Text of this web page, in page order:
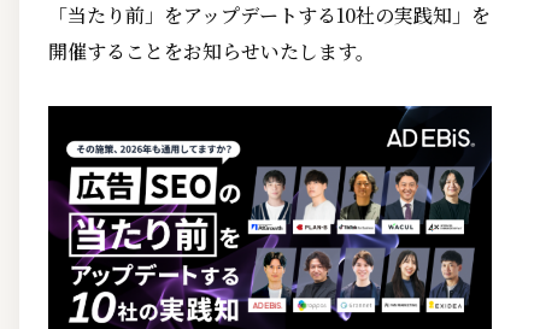
「当たり前」をアップデートする10社の実践知」を
開催することをお知らせいたします。